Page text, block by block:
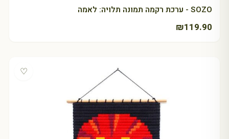
SOZO - ערכת רקמה תמונה תלויה: לאמה
₪119.90
♡